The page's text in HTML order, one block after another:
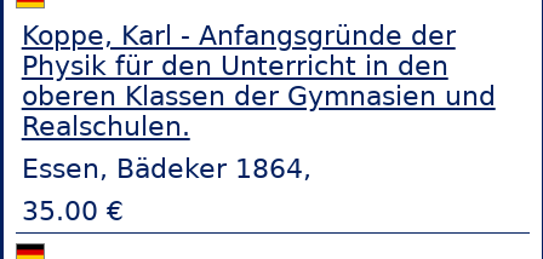
Koppe, Karl - Anfangsgründe der
Physik für den Unterricht in den
oberen Klassen der Gymnasien und
Realschulen.
Essen, Bädeker 1864,
35.00 €